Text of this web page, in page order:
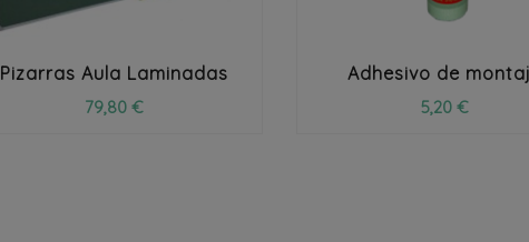
Pizarras Aula Laminadas
79,80 €
Adhesivo de
5,20 €